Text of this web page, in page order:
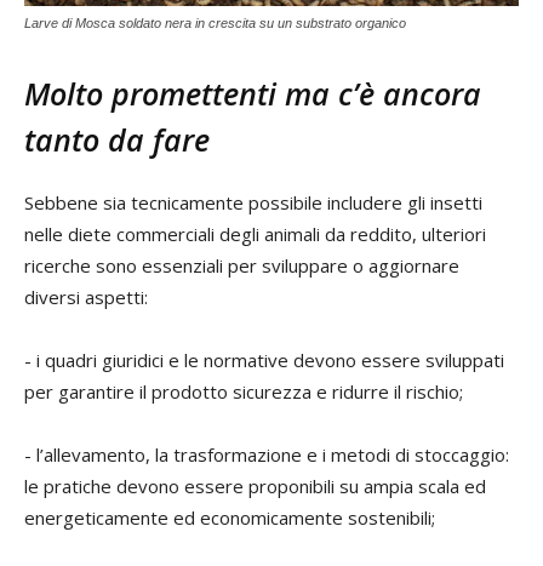
Larve di Mosca soldato nera in crescita su un substrato organico
Molto promettenti ma c’è ancora
tanto da fare
Sebbene sia tecnicamente possibile includere gli insetti
nelle diete commerciali degli animali da reddito, ulteriori
ricerche sono essenziali per sviluppare o aggiornare
diversi aspetti:
- i quadri giuridici e le normative devono essere sviluppati
per garantire il prodotto sicurezza e ridurre il rischio;
- l’allevamento, la trasformazione e i metodi di stoccaggio:
le pratiche devono essere proponibili su ampia scala ed
energeticamente ed economicamente sostenibili;